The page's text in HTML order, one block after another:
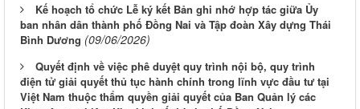
Kế hoạch tổ chức Lễ ký kết Bản ghi nhớ hợp tác giữa Ủy
ban nhân dân thành phố Đồng Nai và Tập đoàn Xây dựng Thái
Bình Dương (09/06/2026)
Quyết định về việc phê duyệt quy trình nội bộ, quy trình
điện tử giải quyết thủ tục hành chính trong lĩnh vực đầu tư tại
Việt Nam thuộc thẩm quyền giải quyết của Ban Quản lý các